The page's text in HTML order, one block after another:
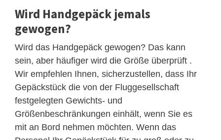
Wird Handgepäck jemals
gewogen?
Wird das Handgepäck gewogen? Das kann
sein, aber häufiger wird die Größe überprüft .
Wir empfehlen Ihnen, sicherzustellen, dass Ihr
Gepäckstück die von der Fluggesellschaft
festgelegten Gewichts- und
Größenbeschränkungen einhält, wenn Sie es
mit an Bord nehmen möchten. Wenn das